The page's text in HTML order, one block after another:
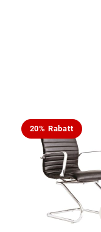
20% Rabatt